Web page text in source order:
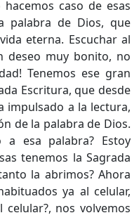
caso de esas
palabra de Dios, que
eterna. Escuchar al
deseo muy bonito, no
Tenemos ese gran
Escritura, que desde
impulsado a la lectura,
de la palabra de Dios.
a esa palabra? Estoy
tenemos la Sagrada
la abrimos? Ahora
ya al celular,
nos volvemos